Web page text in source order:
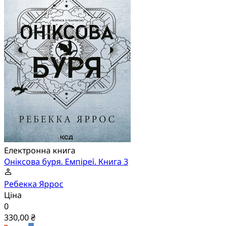
Електронна книга
Оніксова буря. Емпіреї. Книга 3
Ребекка Яррос
Ціна
0
330,00 ₴